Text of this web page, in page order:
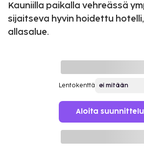
Kauniilla paikalla vehreässä
sijaitseva hyvin hoidettu
allasalue.
Lentokenttä
Aloita suunnittelu